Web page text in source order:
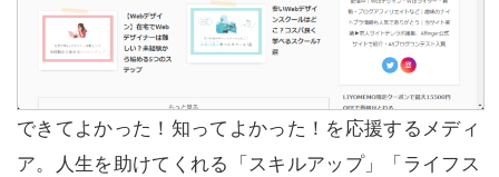
できてよかった！知ってよかった！を応援するメディ
ア。人生を助けてくれる「スキルアップ」「ライフス